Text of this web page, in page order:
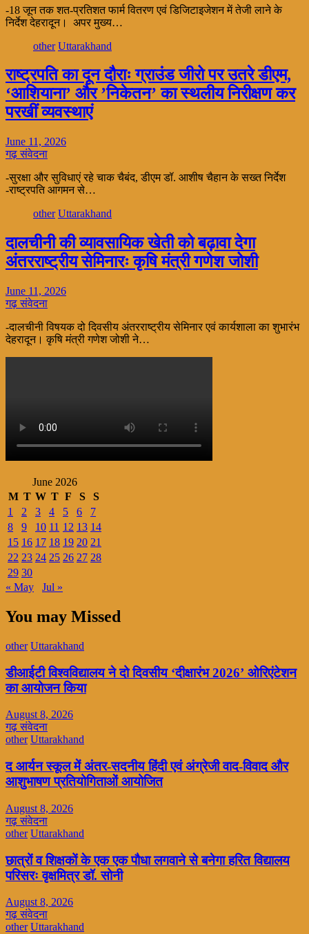
-18 जून तक शत-प्रतिशत फार्म वितरण एवं डिजिटाइजेशन में तेजी लाने के
निर्देश देहरादून। अपर मुख्य…
other Uttarakhand
राष्ट्रपति का दून दौराः ग्राउंड जीरो पर उतरे डीएम,
‘आशियाना’ और ’निकेतन’ का स्थलीय निरीक्षण कर
परखीं व्यवस्थाएं
June 11, 2026
गढ़ संवेदना
-सुरक्षा और सुविधाएं रहे चाक चैबंद, डीएम डॉ. आशीष चैहान के सख्त निर्देश
-राष्ट्रपति आगमन से…
other Uttarakhand
दालचीनी की व्यावसायिक खेती को बढ़ावा देगा
अंतरराष्ट्रीय सेमिनारः कृषि मंत्री गणेश जोशी
June 11, 2026
गढ़ संवेदना
-दालचीनी विषयक दो दिवसीय अंतरराष्ट्रीय सेमिनार एवं कार्यशाला का शुभारंभ
देहरादून। कृषि मंत्री गणेश जोशी ने…
June 2026
M T W T F S
S
1
2 3 4 5 6
7
8
9 10 11 12 13 14
15 16 17 18 19 20 21
22 23 24 25 26 27 28
29 30
« May
Jul »
You may Missed
other Uttarakhand
डीआईटी विश्वविद्यालय ने दो दिवसीय ‘दीक्षारंभ 2026’ ओरिएंटेशन
का आयोजन किया
August 8, 2026
गढ़ संवेदना
other Uttarakhand
द आर्यन स्कूल में अंतर-सदनीय हिंदी एवं अंग्रेजी वाद-विवाद और
आशुभाषण प्रतियोगिताओं आयोजित
August 8, 2026
गढ़ संवेदना
other Uttarakhand
छात्रों व शिक्षकों के एक एक पौधा लगवाने से बनेगा हरित विद्यालय
परिसरः वृक्षमित्र डॉ. सोनी
August 8, 2026
गढ़ संवेदना
other Uttarakhand